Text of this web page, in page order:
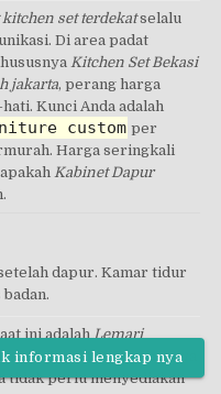
set terdekatselalu
Di area padat
Kitchen Set Bekasi
jakarta, perang harga
Kunci Anda adalah
custom per
Harga seringkali
Kabinet Dapur
dapur. Kamar tidur
ini adalahLemari
Kenapa? Jawabannya
tidak perlu menyediakan
informasi lengkap nya